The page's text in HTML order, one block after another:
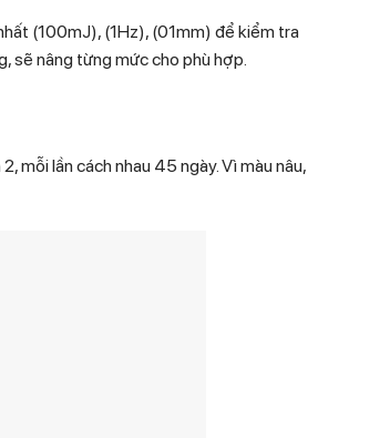
(100mJ), (1Hz), (01mm) để kiểm tra
sẽ nâng từng mức cho phù hợp.
mỗi lần cách nhau 45 ngày. Vì màu nâu,